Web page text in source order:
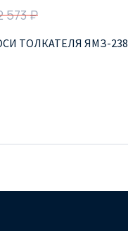
573 ₽
ТОЛКАТЕЛЯ ЯМЗ-238